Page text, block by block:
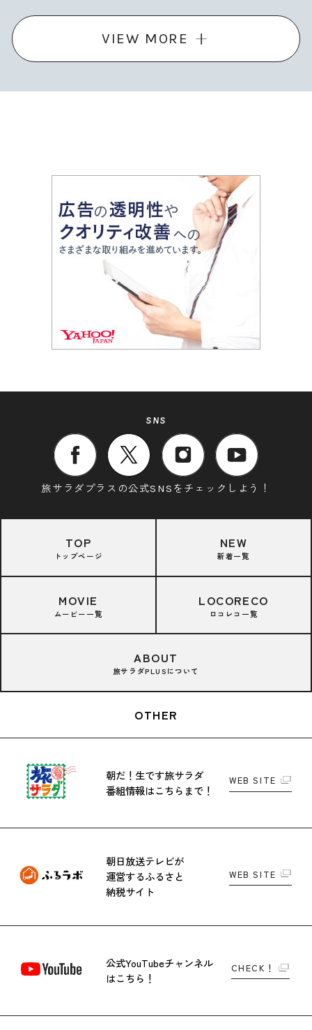
VIEW MORE
SNS
旅サラダプラスの公式SNSをチェックしよう！
TOP
トップページ
NEW
新着一覧
MOVIE
ムービー一覧
LOCORECO
ロコレコ一覧
ABOUT
旅サラダPLUSについて
OTHER
朝だ！生です旅サラダ
番組情報はこちらまで！
WEB SITE
朝日放送テレビが
運営するふるさと
納税サイト
WEB SITE
公式YouTubeチャンネル
はこちら！
CHECK！